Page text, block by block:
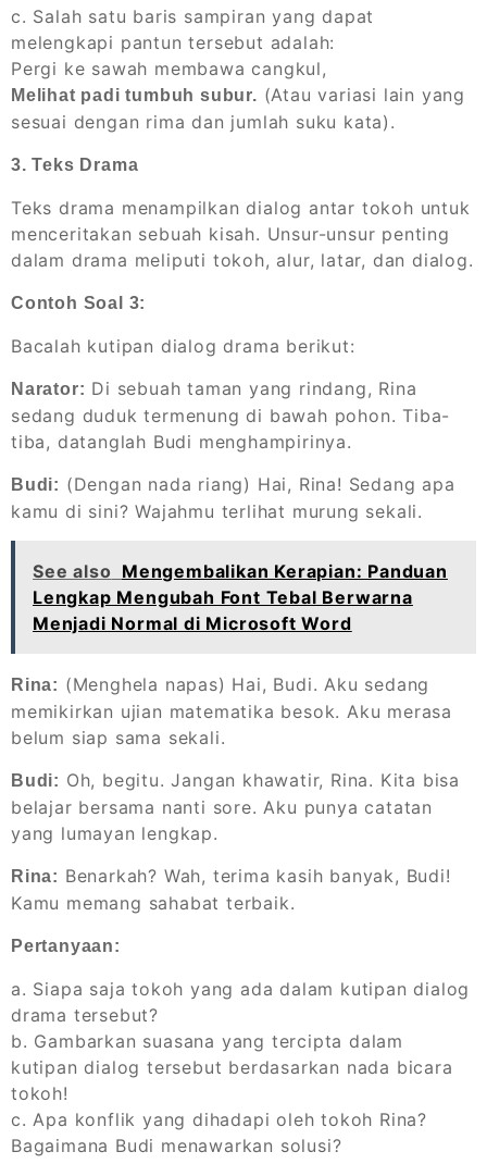
c. Salah satu baris sampiran yang dapat
melengkapi pantun tersebut adalah:
Pergi ke sawah membawa cangkul,
Melihat padi tumbuh subur. (Atau variasi lain yang
sesuai dengan rima dan jumlah suku kata).
3. Teks Drama
Teks drama menampilkan dialog antar tokoh untuk
menceritakan sebuah kisah. Unsur-unsur penting
dalam drama meliputi tokoh, alur, latar, dan dialog.
Contoh Soal 3:
Bacalah kutipan dialog drama berikut:
Narator: Di sebuah taman yang rindang, Rina
sedang duduk termenung di bawah pohon. Tiba-
tiba, datanglah Budi menghampirinya.
Budi: (Dengan nada riang) Hai, Rina! Sedang apa
kamu di sini? Wajahmu terlihat murung sekali.
See also Mengembalikan Kerapian: Panduan
Lengkap Mengubah Font Tebal Berwarna
Menjadi Normal di Microsoft Word
Rina: (Menghela napas) Hai, Budi. Aku sedang
memikirkan ujian matematika besok. Aku merasa
belum siap sama sekali.
Budi: Oh, begitu. Jangan khawatir, Rina. Kita bisa
belajar bersama nanti sore. Aku punya catatan
yang lumayan lengkap.
Rina: Benarkah? Wah, terima kasih banyak, Budi!
Kamu memang sahabat terbaik.
Pertanyaan:
a. Siapa saja tokoh yang ada dalam kutipan dialog
drama tersebut?
b. Gambarkan suasana yang tercipta dalam
kutipan dialog tersebut berdasarkan nada bicara
tokoh!
c. Apa konflik yang dihadapi oleh tokoh Rina?
Bagaimana Budi menawarkan solusi?